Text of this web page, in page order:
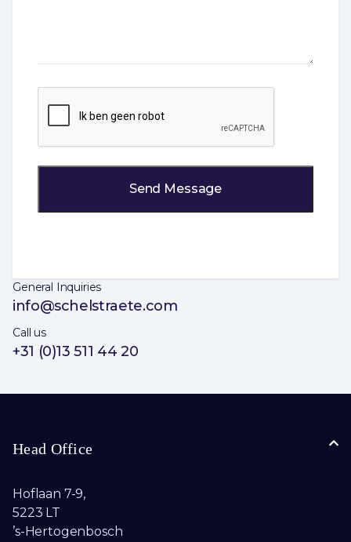
CAPTCHA
General Inquiries
info@schelstraete.com
Call us
+31 (0)13 511 44 20
Head Office
Hoflaan 7-9,
5223 LT
’s-Hertogenbosch